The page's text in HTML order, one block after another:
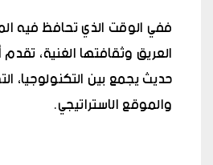
ففي الوقت الذي تحافظ فيه
العريق وثقافتها الغنية،
حديث يجمع بين التكنولوجيا،
والموقع الاستراتيجي.